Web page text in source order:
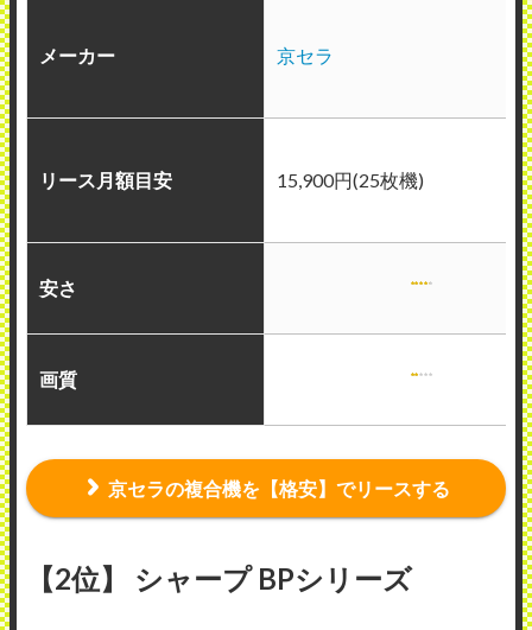
メーカー 京セラ
リース月額目安 15,900円(25枚機)
安さ
画質
京セラの複合機を【格安】でリースする
【2位】 シャープ BPシリーズ